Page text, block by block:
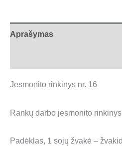
Aprašymas
Jesmonito rinkinys nr. 16
Rankų darbo jesmonito rinkinys.
Padėklas, 1 sojų žvakė –